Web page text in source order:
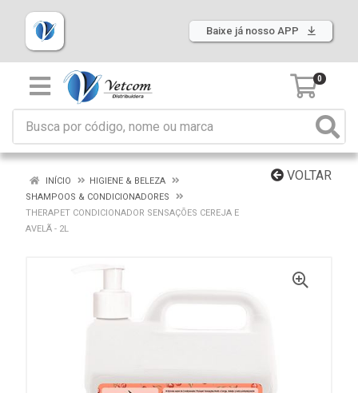
Baixe já nosso APP
0
VOLTAR
INÍCIO
HIGIENE & BELEZA
SHAMPOOS & CONDICIONADORES
THERAPET CONDICIONADOR SENSAÇÕES CEREJA E
AVELÃ - 2L